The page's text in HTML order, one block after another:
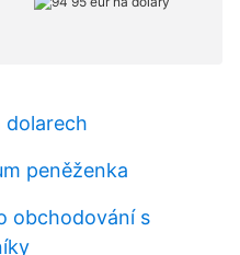
dolarech
peněženka
obchodování s